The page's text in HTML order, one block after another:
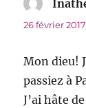
26 février
Mon dieu!
passiez à
J’ai hâte